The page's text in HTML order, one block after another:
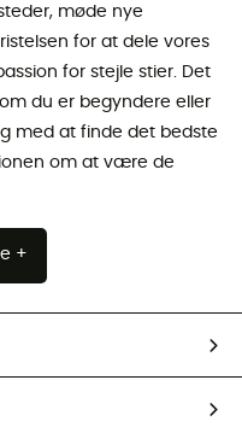
møde nye
for at dele vores
for stejle stier. Det
du er begyndere eller
med at finde det bedste
om at være de
+